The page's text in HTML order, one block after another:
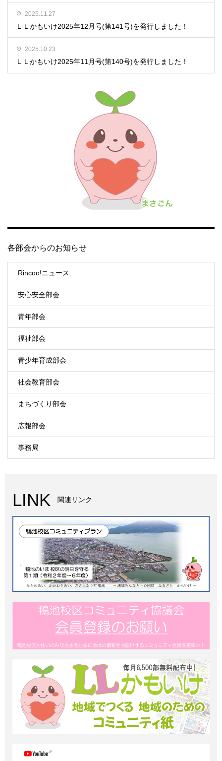
2025.11.27
ＬＬかもいけ2025年12月号(第141号)を発行しました！
2025.10.23
ＬＬかもいけ2025年11月号(第140号)を発行しました！
各部会からのお知らせ
Rincoo!ニュース
安心安全部会
青年部会
福祉部会
青少年育成部会
社会教育部会
まちづくり部会
広報部会
事務局
LINK 関連リンク